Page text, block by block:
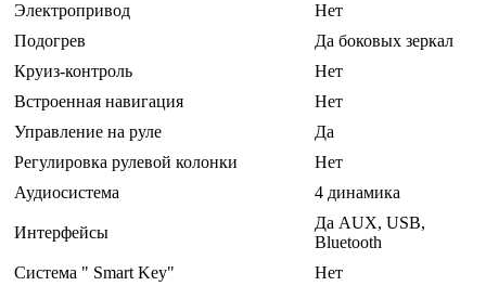
Электропривод
Нет
Подогрев
Да боковых зеркал
Круиз-контроль
Нет
Встроенная навигация
Нет
Управление на руле
Да
Регулировка рулевой колонки
Нет
Аудиосистема
4 динамика
Интерфейсы
Да AUX, USB,
Bluetooth
Система " Smart Key"
Нет